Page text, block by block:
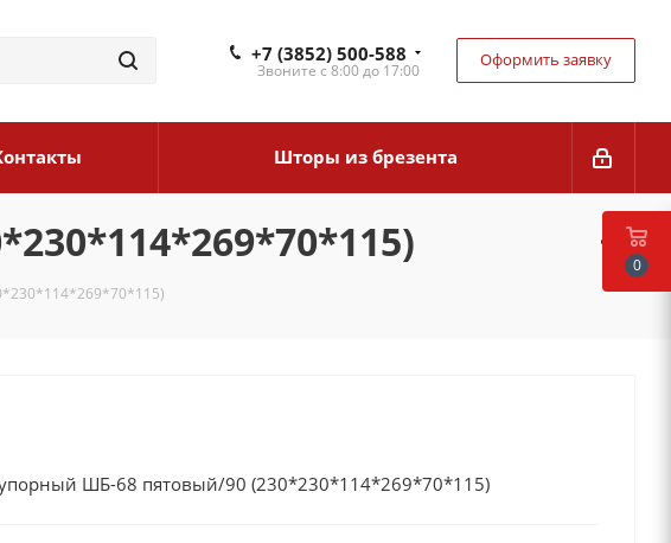
+7 (3852) 500-588
Звоните с 8:00 до 17:00
Оформить заявку
Шторы из брезента
ШБ-68 пятовый/90 (230*230*114*269*70*115)
0